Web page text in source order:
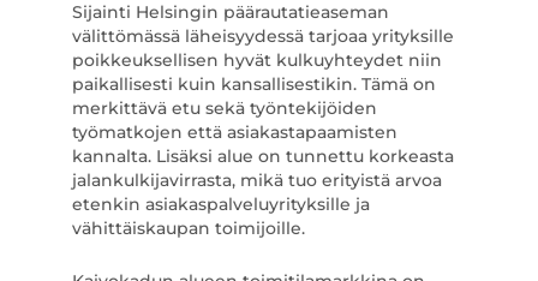
Sijainti Helsingin päärautatieaseman
välittömässä läheisyydessä tarjoaa yrityksille
poikkeuksellisen hyvät kulkuyhteydet niin
paikallisesti kuin kansallisestikin. Tämä on
merkittävä etu sekä työntekijöiden
työmatkojen että asiakastapaamisten
kannalta. Lisäksi alue on tunnettu korkeasta
jalankulkijavirrasta, mikä tuo erityistä arvoa
etenkin asiakaspalveluyrityksille ja
vähittäiskaupan toimijoille.